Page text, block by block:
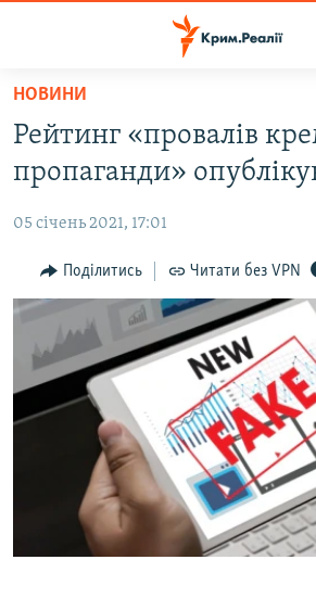
Перейти
основного
матеріалу
Перейти
до
навігації
Перейти
пошуку
ВІДЕО ТА ФОТО
ПОЛІТИКА
БЛОГИ
ПОГЛЯД
ІНТЕРВ'Ю
ВСЕ ЗА ДЕНЬ
СПЕЦПРОЕКТИ
ДЕПОРТАЦІЯ
ВІДЕОУРОКИ «ELIFBE»
СВІДЧЕННЯ ОКУПАЦІЇ
ЯК ОБІЙТИ БЛОКУВАННЯ
Русский
Qırımtatar
НОВИНИ
Рейтинг «провалів
пропаганди»
05 січень 2021, 17:01
Поділитись Читати без VPN